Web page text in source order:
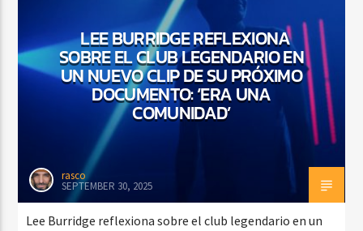
LEE BURRIDGE REFLEXIONA
SOBRE EL CLUB LEGENDARIO EN
UN NUEVO CLIP DE SU PRÓXIMO
DOCUMENTO: ‘ERA UNA
COMUNIDAD’
rasco
SEPTEMBER 30, 2025
Lee Burridge reflexiona sobre el club legendario en un